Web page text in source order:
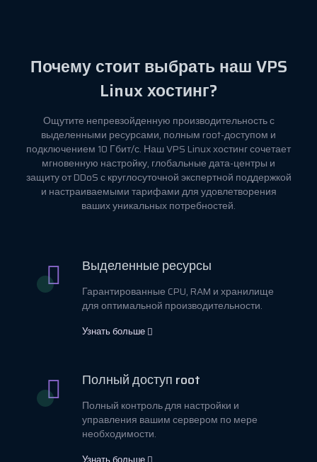
Почему стоит выбрать наш VPS
Linux хостинг?
Ощутите непревзойденную производительность с
выделенными ресурсами, полным root-доступом и
подключением 10 Гбит/с. Наш VPS Linux хостинг сочетает
мгновенную настройку, глобальные дата-центры и
защиту от DDoS с круглосуточной экспертной поддержкой
и настраиваемыми тарифами для удовлетворения
ваших уникальных потребностей.
Выделенные ресурсы
Гарантированные CPU, RAM и хранилище
для оптимальной производительности.
Узнать больше
Полный доступ root
Полный контроль для настройки и
управления вашим сервером по мере
необходимости.